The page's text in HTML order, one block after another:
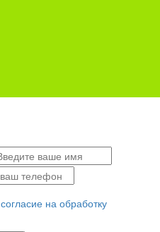
согласие на обработку